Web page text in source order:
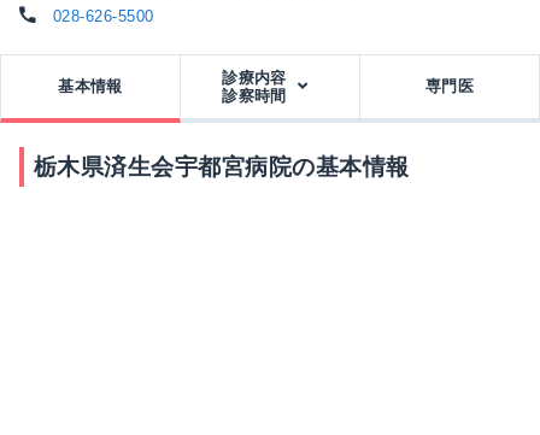
028-626-5500
基本情報
診療内容
診察時間
専門医
栃木県済生会宇都宮病院の基本情報